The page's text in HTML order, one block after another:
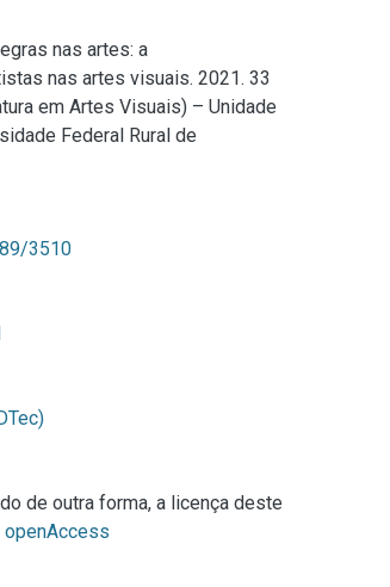
nas artes: a
nas artes visuais. 2021. 33
em Artes Visuais) – Unidade
Federal Rural de
3510
de outra forma, a licença deste
openAccess